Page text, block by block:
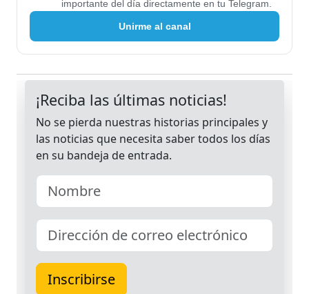
importante del día directamente en tu Telegram.
Unirme al canal